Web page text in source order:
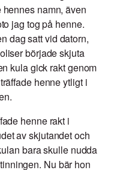
namn, även
jag tog på henne.
dag satt vid datorn,
började skjuta
kula gick rakt genom
henne ytligt i
henne rakt i
av skjutandet och
bara skulle nudda
Nu bär hon